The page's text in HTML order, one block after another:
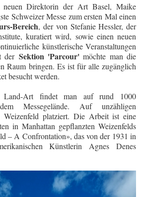
Direktorin der Art Basel, Maike
Schweizer Messe zum ersten Mal einen
Bereich, der von Stefanie Hessler, der
kuratiert wird, sowie einen neuen
künstlerische Veranstaltungen
der Sektion 'Parcour'möchte man die
Raum bringen. Es ist für alle zugänglich
besucht werden.
Land-Art findet man auf rund 1000
Messegelände. Auf unzähligen
Weizenfeld platziert.Die Arbeit ist eine
in Manhattan gepflanzten Weizenfelds
– A Confrontation», das von der 1931 in
Künstlerin Agnes Denes